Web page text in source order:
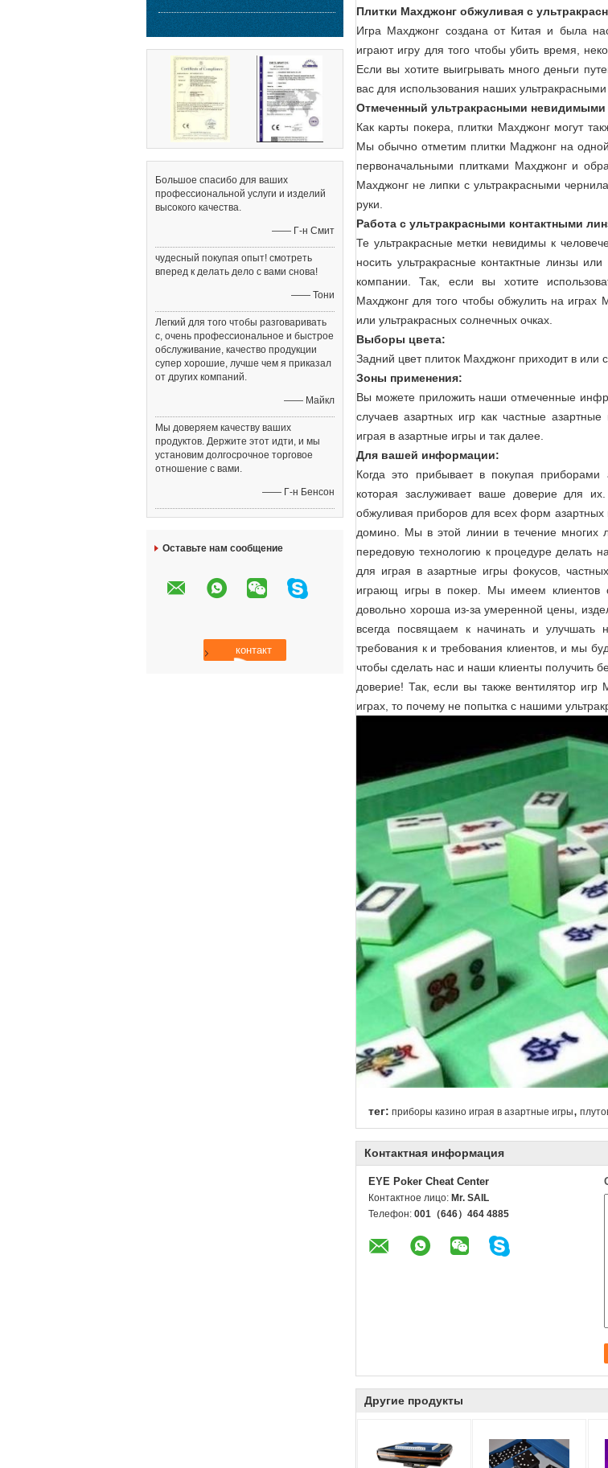
Большое спасибо для ваших
профессиональной услуги и изделий
высокого качества.
—— Г-н Смит
чудесный покупая опыт! смотреть
вперед к делать дело с вами снова!
—— Тони
Легкий для того чтобы разговаривать
с, очень профессиональное и быстрое
обслуживание, качество продукции
супер хорошие, лучше чем я приказал
от других компаний.
—— Майкл
Мы доверяем качеству ваших
продуктов. Держите этот идти, и мы
установим долгосрочное торговое
отношение с вами.
—— Г-н Бенсон
Оставьте нам сообщение
Плитки Махджонг обжуливая с
Игра Махджонг создана от Китая и была
играют игру для того чтобы убить время,
Если вы хотите выигрывать много деньги
вас для использования наших
Отмеченный ультракрасными невидимыми
Как карты покера, плитки Махджонг могут
Мы обычно отметим плитки Маджонг на
первоначальными плитками Махджонг и
Махджонг не липки с ультракрасными
руки.
Работа с ультракрасными контактными
Те ультракрасные метки невидимы к
носить ультракрасные контактные линзы
компании. Так, если вы хотите
Махджонг для того чтобы обжулить на играх
или ультракрасных солнечных очках.
Выборы цвета:
Задний цвет плиток Махджонг приходит в или
Зоны применения:
Вы можете приложить наши отмеченные
случаев азартных игр как частные
играя в азартные игры и так далее.
Для вашей информации:
Когда это прибывает в покупая
которая заслуживает ваше доверие для
обжуливая приборов для всех форм азартных
домино. Мы в этой линии в течение многих
передовую технологию к процедуре делать
для играя в азартные игры фокусов,
играющ игры в покер. Мы имеем клиентов
довольно хороша из-за умеренной цены,
всегда посвящаем к начинать и улучшать
требования к и требования клиентов, и мы
чтобы сделать нас и наши клиенты получить
доверие! Так, если вы также вентилятор
играх, то почему не попытка с нашими
тег: приборы казино играя в азартные игры,
Контактная информация
EYE Poker Cheat Center
Контактное лицо: Mr. SAIL
Телефон: 001（646）464 4885
Другие продукты